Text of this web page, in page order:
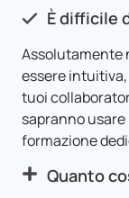
È difficile
Assolutamente
essere
tuoi
sapranno
formazione
Quanto